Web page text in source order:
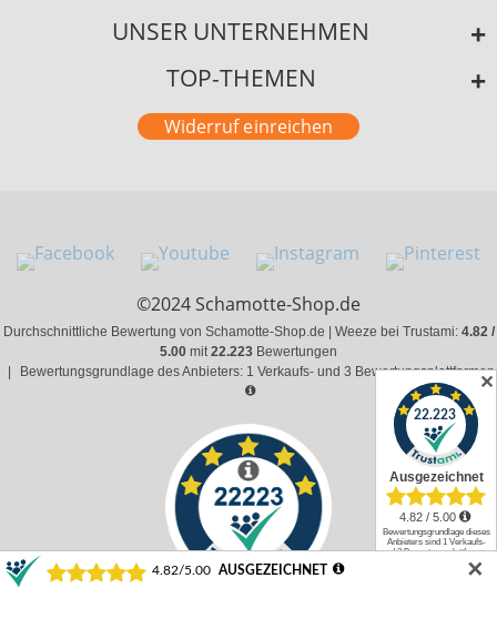
UNSER UNTERNEHMEN
TOP-THEMEN
Widerruf einreichen
©2024 Schamotte-Shop.de
Durchschnittliche Bewertung von Schamotte-Shop.de | Weeze bei Trustami: 4.82 /
5.00 mit22.223 Bewertungen
Bewertungsgrundlage des Anbieters: 1 Verkaufs- und 3 Bewertungsplattformen
✕
✕